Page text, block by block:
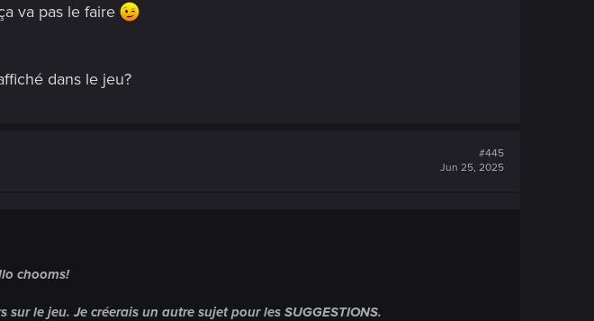
va pas le faire
dans le jeu?
#445
Jun 25, 2025
chooms!
le jeu. Je créerais un autre sujet pour les SUGGESTIONS.